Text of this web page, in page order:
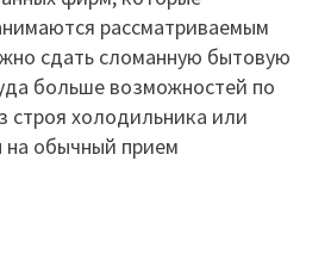
рассматриваемым
сдать сломанную бытовую
больше возможностей по
строя холодильника или
обычный прием